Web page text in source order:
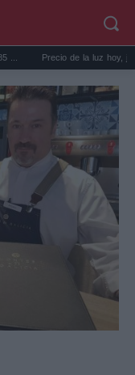
Precio de la luz hoy, jueves 6